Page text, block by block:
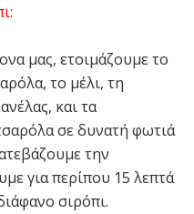
μας, ετοιμάζουμε το
το μέλι, τη
και τα
σε δυνατή φωτιά
την
για περίπου 15 λεπτά
σιρόπι.